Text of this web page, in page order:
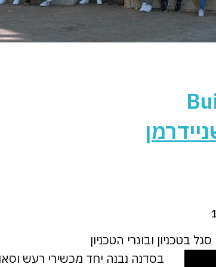
בטכניון ובוגרי הטכניון
בסדנה נבנה יחד מכשירי רעש